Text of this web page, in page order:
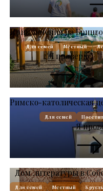
Приключения на
Для семей Местный
Я проверю.
Римско-католическая
Для семей
Я
Дом литературы в
Для семей Местный